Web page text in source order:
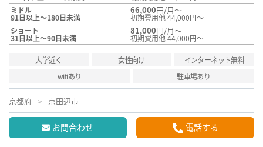
ミドル
91日以上～180日未満
66,000円/月～
初期費用他 44,000円～
ショート
31日以上～90日未満
81,000円/月～
初期費用他 44,000円～
大学近く 女性向け
インターネット無料
wifiあり
駐車場あり
京都府 京田辺市
お問合わせ 電話する